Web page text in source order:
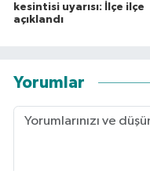
kesintisi uyarısı: İlçe ilçe
açıklandı
Yorumlar